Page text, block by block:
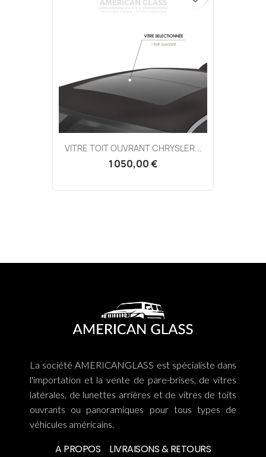
VITRE TOIT OUVRANT CHRYSLER...
1 050,00 €
La société AMERICANGLASS est spécialiste dans
l'importation et la vente de pare-brises, de vitres
latérales, de lunettes arrières et de vitres de toits
ouvrants ou panoramiques pour tous types de
véhicules américains.
A PROPOS
LIVRAISONS & RETOURS